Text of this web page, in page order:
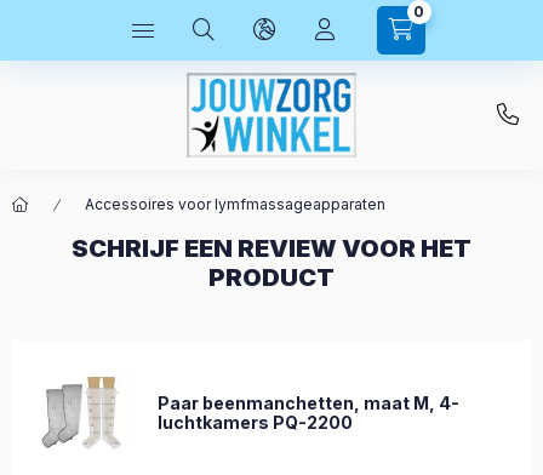
0
Accessoires voor lymfmassageapparaten
SCHRIJF EEN REVIEW VOOR HET
PRODUCT
Paar beenmanchetten, maat M, 4-
luchtkamers PQ-2200